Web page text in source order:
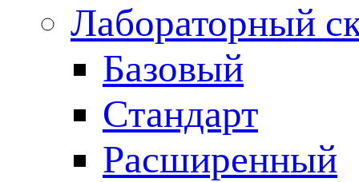
Лабораторный
Базовый
Стандарт
Расширенный